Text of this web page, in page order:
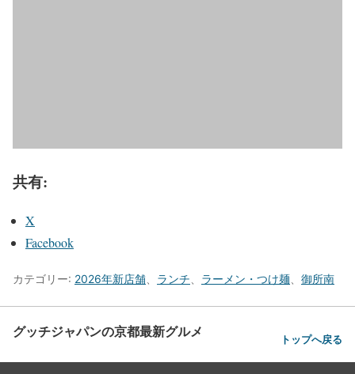
共有:
X
Facebook
カテゴリー: 2026年新店舗 ランチ ラーメン・つけ麺 御所南
グッチジャパンの京都最新グルメ トップへ戻る